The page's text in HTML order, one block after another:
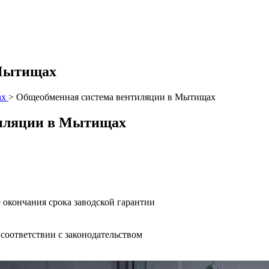
> Общеобменная система вентиляции в Мытищах
в Мытищах
срока заводской гарантии
с законодательством